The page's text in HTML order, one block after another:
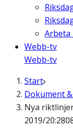
Arbeta
Webb-tv
Webb-tv
Start
Dokument
Nya
2019/